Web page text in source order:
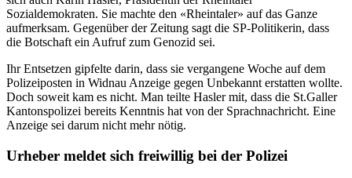
Sozialdemokraten. Sie machte den «Rheintaler» auf das Ganze
aufmerksam. Gegenüber der Zeitung sagt die SP-Politikerin, dass
die Botschaft ein Aufruf zum Genozid sei.
Ihr Entsetzen gipfelte darin, dass sie vergangene Woche auf dem
Polizeiposten in Widnau Anzeige gegen Unbekannt erstatten wollte.
Doch soweit kam es nicht. Man teilte Hasler mit, dass die St.Galler
Kantonspolizei bereits Kenntnis hat von der Sprachnachricht. Eine
Anzeige sei darum nicht mehr nötig.
Urheber meldet sich freiwillig bei der Polizei